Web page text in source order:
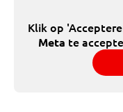
Klik op
Meta te